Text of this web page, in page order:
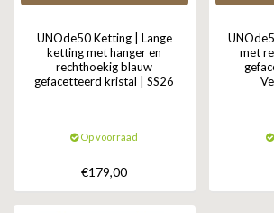
KARMA
ZAG BIJOUX
UNOde50 Ketting | Lange
ketting met hanger en
rechthoekig blauw
gefacetteerd kristal | SS26
Op voorraad
€179,00
met